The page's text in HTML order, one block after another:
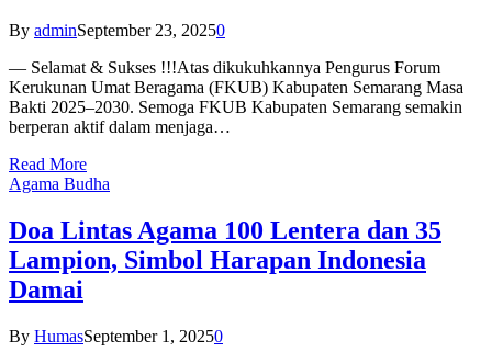
By adminSeptember 23, 20250
— Selamat & Sukses !!!Atas dikukuhkannya Pengurus Forum
Kerukunan Umat Beragama (FKUB) Kabupaten Semarang Masa
Bakti 2025–2030. Semoga FKUB Kabupaten Semarang semakin
berperan aktif dalam menjaga…
Read More
Agama Budha
Doa Lintas Agama 100 Lentera dan 35
Lampion, Simbol Harapan Indonesia
Damai
By HumasSeptember 1, 20250